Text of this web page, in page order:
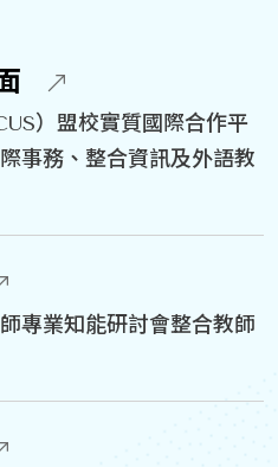
）盟校實質國際合作平
事務、整合資訊及外語教
專業知能研討會整合教師